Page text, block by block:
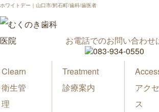
ホワイトデー｜山口市/鰐石町/歯科/歯医者
お電話でのお問い合わせ
Clearn
衛生管
理
Treatment
診療案内
アクセ
ス